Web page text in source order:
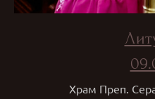
Храм Преп.